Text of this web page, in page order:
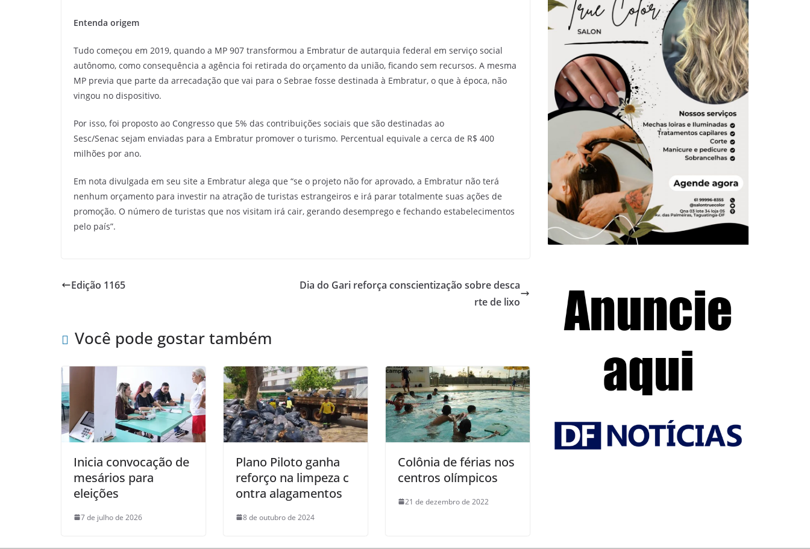
Entenda origem
Tudo começou em 2019, quando a MP 907 transformou a Embratur de autarquia federal em serviço social
autônomo, como consequência a agência foi retirada do orçamento da união, ficando sem recursos. A mesma
MP previa que parte da arrecadação que vai para o Sebrae fosse destinada à Embratur, o que à época, não
vingou no dispositivo.
Por isso, foi proposto ao Congresso que 5% das contribuições sociais que são destinadas ao
Sesc/Senac sejam enviadas para a Embratur promover o turismo. Percentual equivale a cerca de R$ 400
milhões por ano.
Em nota divulgada em seu site a Embratur alega que “se o projeto não for aprovado, a Embratur não terá
nenhum orçamento para investir na atração de turistas estrangeiros e irá parar totalmente suas ações de
promoção. O número de turistas que nos visitam irá cair, gerando desemprego e fechando estabelecimentos
pelo país”.
Edição 1165
Dia do Gari reforça conscientização sobre desca
rte de lixo
Você pode gostar também
Inicia convocação de
mesários para
eleições
7 de julho de 2026
Plano Piloto ganha
reforço na limpeza c
ontra alagamentos
8 de outubro de 2024
Colônia de férias nos
centros olímpicos
21 de dezembro de 2022